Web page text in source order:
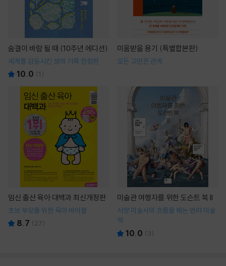
숨결이 바람 될 때 (10주년 에디션)
세계를 감동시킨 생의 기록 한정판
10.0 (1 )
미움받을 용기 (특별합본판)
모든 고민은 관계
임신 출산 육아 대백과 최신개정판
초보 부모를 위한 육아 바이블
8.7 ( 27)
미술관 여행자를 위한 도슨트 북 II
서양 미술사의 흐름을 꿰는 반려 미술
책
10.0 ( 3)